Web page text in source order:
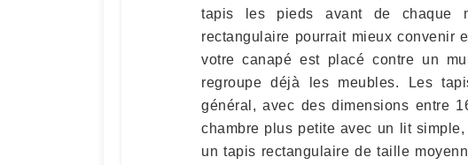
tapis les pieds avant de chaque
rectangulaire pourrait mieux convenir
votre canapé est placé contre un
regroupe déjà les meubles. Les
général, avec des dimensions entre
chambre plus petite avec un lit
un tapis ​rectangulaire de taille